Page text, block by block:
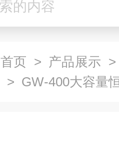
首页 > 产品展示
> GW-400大容量